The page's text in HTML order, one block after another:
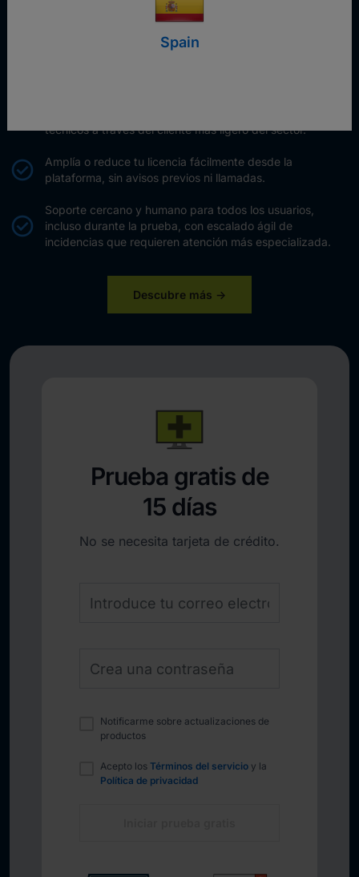
Todas las funciones clave de acceso y control remoto, a
técnicos a través del cliente más ligero del sector.
Amplía o reduce tu licencia fácilmente desde la
plataforma, sin avisos previos ni llamadas.
Soporte cercano y humano para todos los usuarios,
incluso durante la prueba, con escalado ágil de
incidencias que requieren atención más especializada.
Descubre más ->
Prueba gratis de
15 días
No se necesita tarjeta de crédito.
Notificarme sobre actualizaciones de
productos
Acepto los Términos del servicio y la
Política de privacidad
Spain